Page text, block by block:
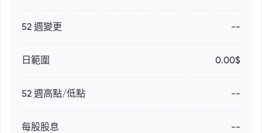
52 週變更 --
日範圍 0.00$
52 週高點/低點 --
每股股息 --